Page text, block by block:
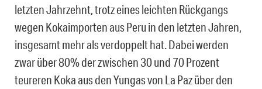
letzten Jahrzehnt, trotz eines leichten Rückgangs
wegen Kokaimporten aus Peru in den letzten Jahren,
insgesamt mehr als verdoppelt hat. Dabei werden
zwar über 80% der zwischen 30 und 70 Prozent
teureren Koka aus den Yungas von La Paz über den